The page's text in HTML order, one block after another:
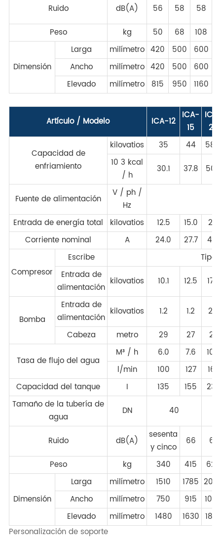
Ruido dB(A) 56 58 58
Peso
kg 50 68 108
Dimensión
Larga milímetro 420 500 600
Ancho
milímetro 420 500 600
Elevado
milímetro 815 950 1160
Artículo / Modelo ICA-12
ICA-
15
20
Capacidad de
enfriamiento
kilovatios 35 44
10 3 kcal
/ h
30.1 37.8 50.3
Fuente de alimentación
V / ph /
Hz
Entrada de energía total
kilovatios 12.5 15.0
21.1
Corriente nominal
A 24.0 27.7 41.7
Compresor
Escribe
Tipo
Entrada de
alimentación
kilovatios 10.1 12.5 17.4
Bomba
Entrada de
alimentación
kilovatios 1.2 1.2
2.2
Cabeza
metro 29 27 27
Tasa de flujo del agua
M³ / h 6.0 7.6
10.0
l/min
100 127
167
Capacidad del tanque
I 135 155
230
Tamaño de la tubería de
agua
DN 40
Ruido dB(A)
sesenta
y cinco
66
67
Peso
kg 340 415 620
Dimensión
Larga milímetro 1510 1785
Ancho
milímetro 750 915
Elevado
milímetro 1480 1630
Personalización de soporte